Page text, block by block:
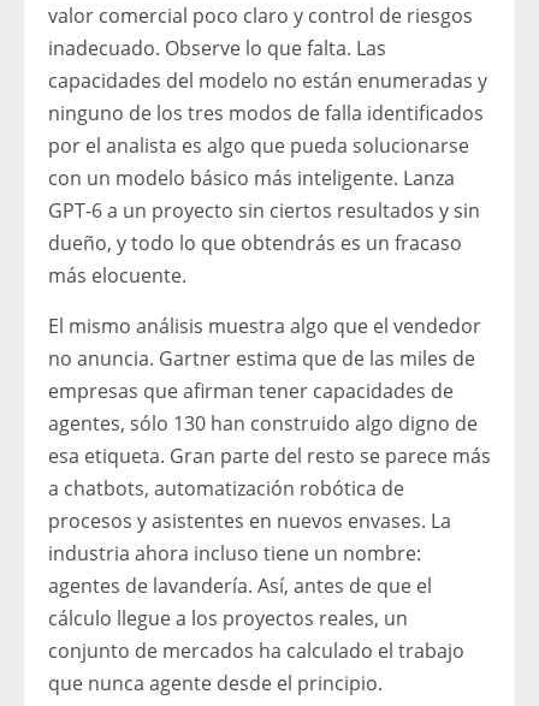
valor comercial poco claro y control de riesgos
inadecuado. Observe lo que falta. Las
capacidades del modelo no están enumeradas y
ninguno de los tres modos de falla identificados
por el analista es algo que pueda solucionarse
con un modelo básico más inteligente. Lanza
GPT-6 a un proyecto sin ciertos resultados y sin
dueño, y todo lo que obtendrás es un fracaso
más elocuente.
El mismo análisis muestra algo que el vendedor
no anuncia. Gartner estima que de las miles de
empresas que afirman tener capacidades de
agentes, sólo 130 han construido algo digno de
esa etiqueta. Gran parte del resto se parece más
a chatbots, automatización robótica de
procesos y asistentes en nuevos envases. La
industria ahora incluso tiene un nombre:
agentes de lavandería. Así, antes de que el
cálculo llegue a los proyectos reales, un
conjunto de mercados ha calculado el trabajo
que nunca agente desde el principio.